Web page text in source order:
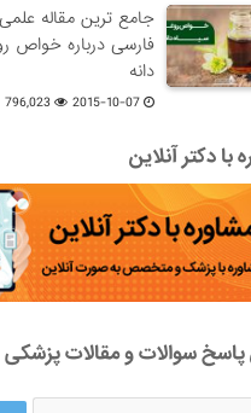
جامع ترین مقاله
فارسی درباره خواص
دانه
2015-10-07
796,023
با دکتر آنلاین
پاسخ سوالات و مقالات پزشکی